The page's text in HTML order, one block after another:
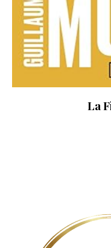
La